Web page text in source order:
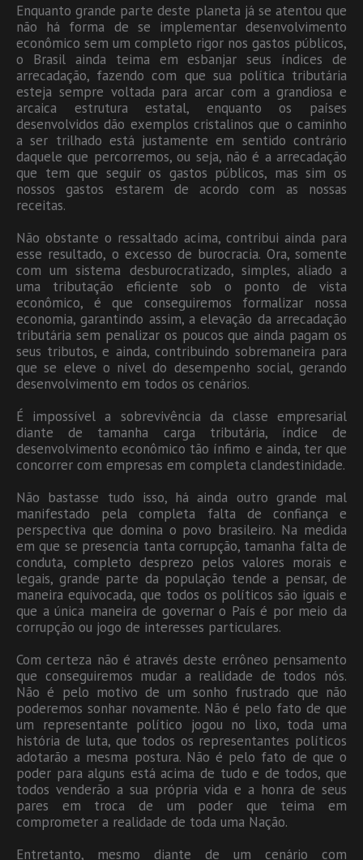
Enquanto grande parte deste planeta já se atentou que
não há forma de se implementar desenvolvimento
econômico sem um completo rigor nos gastos públicos,
o Brasil ainda teima em esbanjar seus índices de
arrecadação, fazendo com que sua política tributária
esteja sempre voltada para arcar com a grandiosa e
arcaica estrutura estatal, enquanto os países
desenvolvidos dão exemplos cristalinos que o caminho
a ser trilhado está justamente em sentido contrário
daquele que percorremos, ou seja, não é a arrecadação
que tem que seguir os gastos públicos, mas sim os
nossos gastos estarem de acordo com as nossas
receitas.
Não obstante o ressaltado acima, contribui ainda para
esse resultado, o excesso de burocracia. Ora, somente
com um sistema desburocratizado, simples, aliado a
uma tributação eficiente sob o ponto de vista
econômico, é que conseguiremos formalizar nossa
economia, garantindo assim, a elevação da arrecadação
tributária sem penalizar os poucos que ainda pagam os
seus tributos, e ainda, contribuindo sobremaneira para
que se eleve o nível do desempenho social, gerando
desenvolvimento em todos os cenários.
É impossível a sobrevivência da classe empresarial
diante de tamanha carga tributária, índice de
desenvolvimento econômico tão ínfimo e ainda, ter que
concorrer com empresas em completa clandestinidade.
Não bastasse tudo isso, há ainda outro grande mal
manifestado pela completa falta de confiança e
perspectiva que domina o povo brasileiro. Na medida
em que se presencia tanta corrupção, tamanha falta de
conduta, completo desprezo pelos valores morais e
legais, grande parte da população tende a pensar, de
maneira equivocada, que todos os políticos são iguais e
que a única maneira de governar o País é por meio da
corrupção ou jogo de interesses particulares.
Com certeza não é através deste errôneo pensamento
que conseguiremos mudar a realidade de todos nós.
Não é pelo motivo de um sonho frustrado que não
poderemos sonhar novamente. Não é pelo fato de que
um representante político jogou no lixo, toda uma
história de luta, que todos os representantes políticos
adotarão a mesma postura. Não é pelo fato de que o
poder para alguns está acima de tudo e de todos, que
todos venderão a sua própria vida e a honra de seus
pares em troca de um poder que teima em
comprometer a realidade de toda uma Nação.
Entretanto, mesmo diante de um cenário com